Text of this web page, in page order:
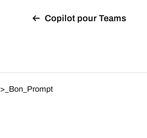
Copilot pour Teams
>_Bon_Prompt